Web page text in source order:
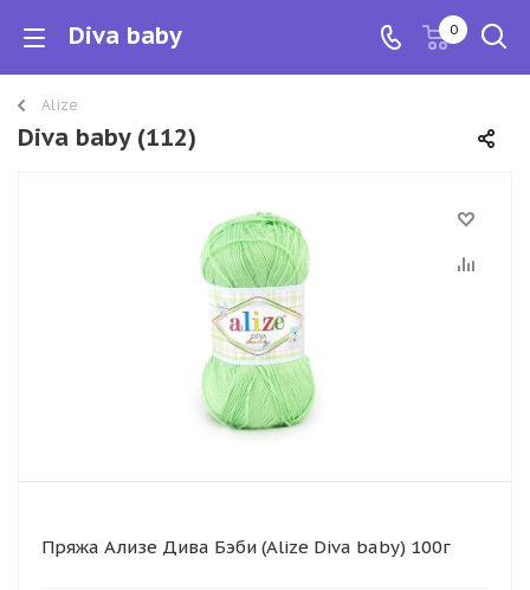
Diva baby 0
Alize
Diva baby (112)
Пряжа Ализе Дива Бэби (Alize Diva baby) 100г